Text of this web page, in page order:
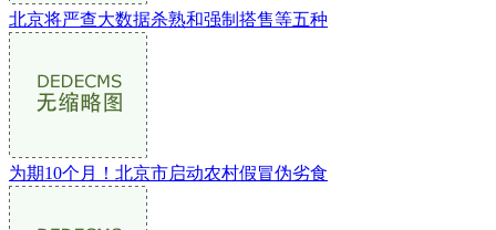
北京将严查大数据杀熟和强制搭售等五种
为期10个月！北京市启动农村假冒伪劣食